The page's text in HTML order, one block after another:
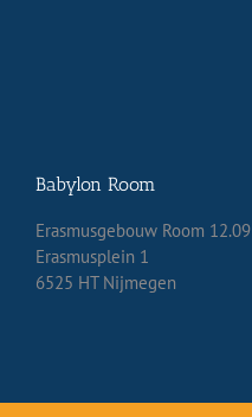
Babylon Room
Erasmusgebouw Room 12.09
Erasmusplein 1
6525 HT Nijmegen